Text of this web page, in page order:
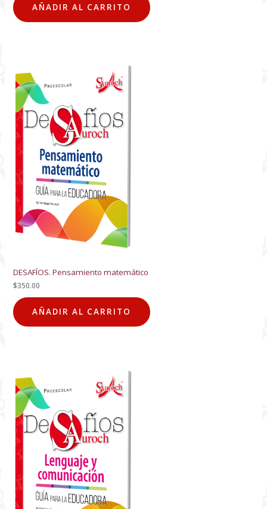
AÑADIR AL CARRITO
DESAFÍOS. Pensamiento matemático
$350.00
AÑADIR AL CARRITO